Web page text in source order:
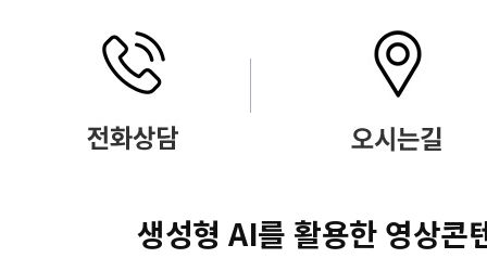
생성형 AI를 활용한 영상콘